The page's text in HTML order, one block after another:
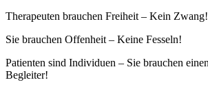
Therapeuten brauchen Freiheit – Kein Zwang!
Sie brauchen Offenheit – Keine Fesseln!
Patienten sind Individuen – Sie brauchen
Begleiter!